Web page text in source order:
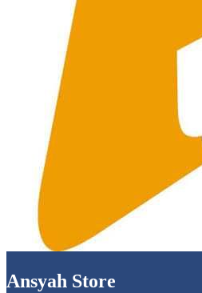
Ansyah Store